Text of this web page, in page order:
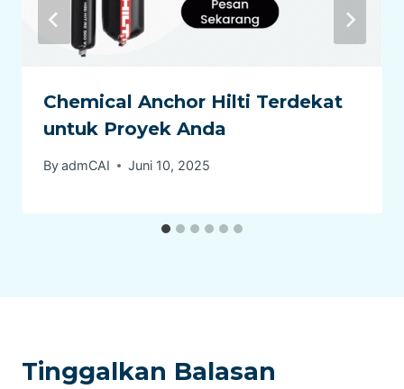
Chemical Anchor Hilti Terdekat
untuk Proyek Anda
ByadmCAI Juni 10, 2025
Tinggalkan Balasan